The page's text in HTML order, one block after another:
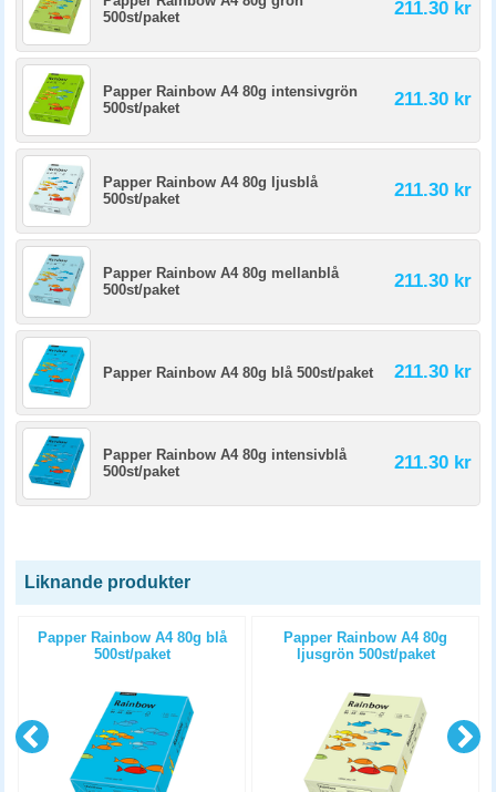
500st/paket
211.30 kr
Papper Rainbow A4 80g intensivgrön
500st/paket
211.30 kr
Papper Rainbow A4 80g ljusblå
500st/paket
211.30 kr
Papper Rainbow A4 80g mellanblå
500st/paket
211.30 kr
Papper Rainbow A4 80g blå 500st/paket 211.30 kr
Papper Rainbow A4 80g intensivblå
500st/paket
211.30 kr
Liknande produkter
Papper Rainbow A4 80g blå
500st/paket
Papper Rainbow A4 80g
ljusgrön 500st/paket